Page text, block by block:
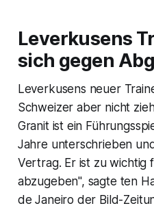
Leverkusens
sich gegen
Leverkusens neuer
Schweizer aber nicht
Granit ist ein
Jahre unterschrieben
Vertrag. Er ist zu wichtig
abzugeben", sagte ten
de Janeiro der Bild-